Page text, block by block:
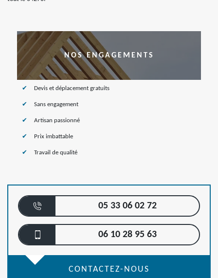
NOS ENGAGEMENTS
Devis et déplacement gratuits
Sans engagement
Artisan passionné
Prix imbattable
Travail de qualité
05 33 06 02 72
06 10 28 95 63
CONTACTEZ-NOUS